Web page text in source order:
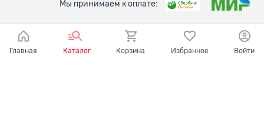
Мы принимаем к оплате:
Главная Каталог Корзина Избранное Войти